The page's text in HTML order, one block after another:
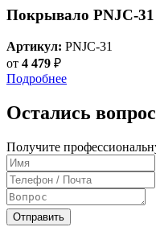
Покрывало PNJC-31
Артикул: PNJC-31
от 4 479 ₽
Подробнее
Остались
Получите
Отправить